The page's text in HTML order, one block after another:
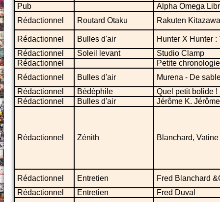
Pub
Alpha Omega
Rédactionnel
Routard Otaku Rakuten Kitazawa
Rédactionnel Bulles d'air
Hunter X Hunter
Rédactionnel
Soleil levant
Studio Clamp
Rédactionnel
Petite
Rédactionnel
Bulles d'air
Murena - De
Rédactionnel
Bédéphile
Quel petit bolide !
Rédactionnel
Bulles d'air Jérôme K.
Rédactionnel Zénith Blanchard,
Rédactionnel Entretien
Fred Blanchard
Rédactionnel
Entretien
Fred Duval